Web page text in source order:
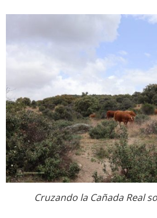
Cruzando la Cañada Real